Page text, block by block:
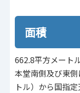
面積
662.8平方メート
本堂南側及び東
トル）から国指